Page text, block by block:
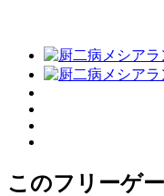
このフリーゲ